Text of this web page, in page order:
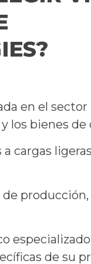
en el sector
los bienes de
cargas
de
de su